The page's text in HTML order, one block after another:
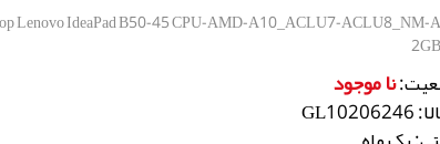
Lenovo IdeaPad B50-45 CPU-AMD-A10_ACLU7-
نا موجود
GL10206246